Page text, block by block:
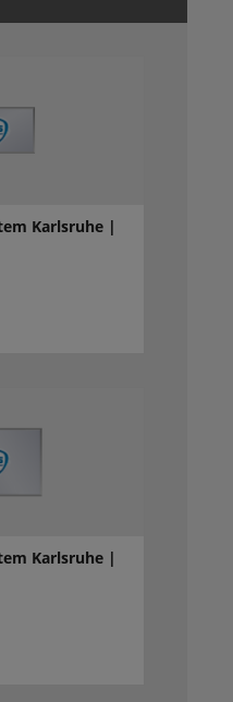
Karlsruhe |
Karlsruhe |